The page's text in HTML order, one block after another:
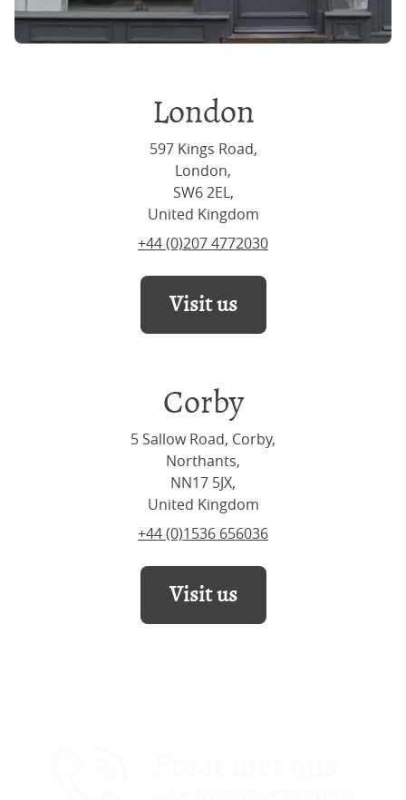
London
597 Kings Road,
London,
SW6 2EL,
United Kingdom
+44 (0)207 4772030
Visit us
Corby
5 Sallow Road, Corby,
Northants,
NN17 5JX,
United Kingdom
+44 (0)1536 656036
Visit us